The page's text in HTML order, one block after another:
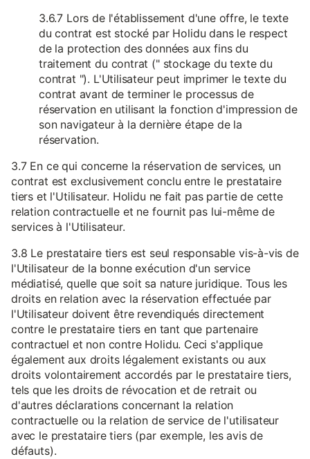
3.6.7 Lors de l'établissement d'une offre, le texte
du contrat est stocké par Holidu dans le respect
de la protection des données aux fins du
traitement du contrat (" stockage du texte du
contrat "). L'Utilisateur peut imprimer le texte du
contrat avant de terminer le processus de
réservation en utilisant la fonction d'impression de
son navigateur à la dernière étape de la
réservation.
3.7 En ce qui concerne la réservation de services, un
contrat est exclusivement conclu entre le prestataire
tiers et l'Utilisateur. Holidu ne fait pas partie de cette
relation contractuelle et ne fournit pas lui-même de
services à l'Utilisateur.
3.8 Le prestataire tiers est seul responsable vis-à-vis de
l'Utilisateur de la bonne exécution d'un service
médiatisé, quelle que soit sa nature juridique. Tous les
droits en relation avec la réservation effectuée par
l'Utilisateur doivent être revendiqués directement
contre le prestataire tiers en tant que partenaire
contractuel et non contre Holidu. Ceci s'applique
également aux droits légalement existants ou aux
droits volontairement accordés par le prestataire tiers,
tels que les droits de révocation et de retrait ou
d'autres déclarations concernant la relation
contractuelle ou la relation de service de l'utilisateur
avec le prestataire tiers (par exemple, les avis de
défauts).